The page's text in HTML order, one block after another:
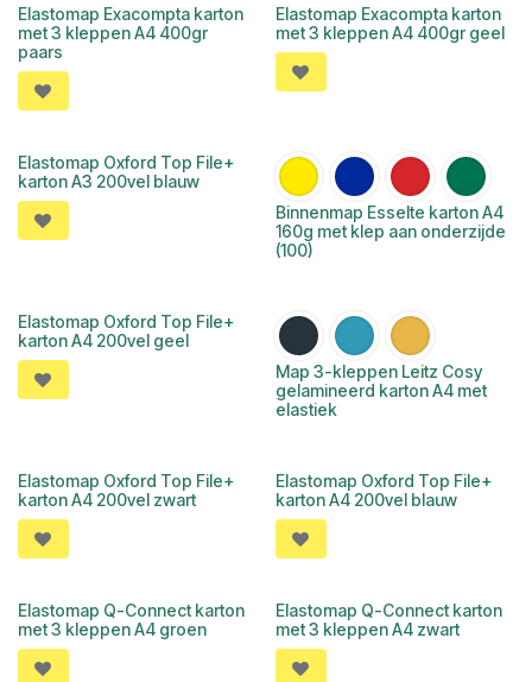
Elastomap Exacompta karton
met 3 kleppen A4 400gr
paars
Elastomap Exacompta karton
met 3 kleppen A4 400gr geel
Elastomap Oxford Top File+
karton A3 200vel blauw
Binnenmap Esselte karton A4
160g met klep aan onderzijde
(100)
Elastomap Oxford Top File+
karton A4 200vel geel
Map 3-kleppen Leitz Cosy
gelamineerd karton A4 met
elastiek
Elastomap Oxford Top File+
karton A4 200vel zwart
Elastomap Oxford Top File+
karton A4 200vel blauw
Elastomap Q-Connect karton
met 3 kleppen A4 groen
Elastomap Q-Connect karton
met 3 kleppen A4 zwart